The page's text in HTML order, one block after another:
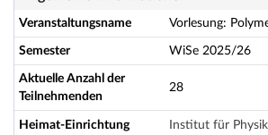
Veranstaltungsname Vorlesung:
Semester WiSe 2025/26
Aktuelle Anzahl der
Teilnehmenden
28
Heimat-Einrichtung Institut für Physik